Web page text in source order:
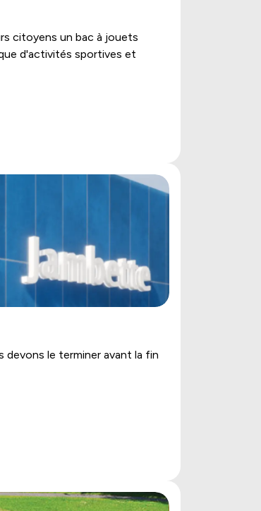
citoyens un bac à jouets
d'activités sportives et
le terminer avant la fin